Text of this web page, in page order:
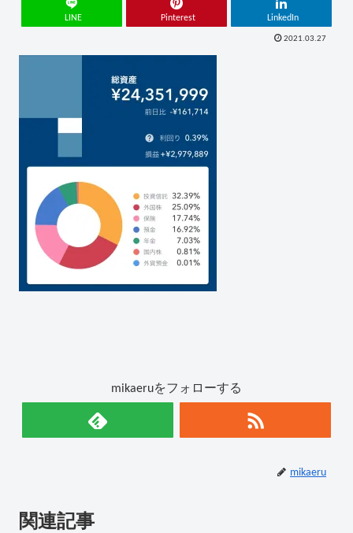
LINE Pinterest LinkedIn
2021.03.27
mikaeruをフォローする
mikaeru
関連記事